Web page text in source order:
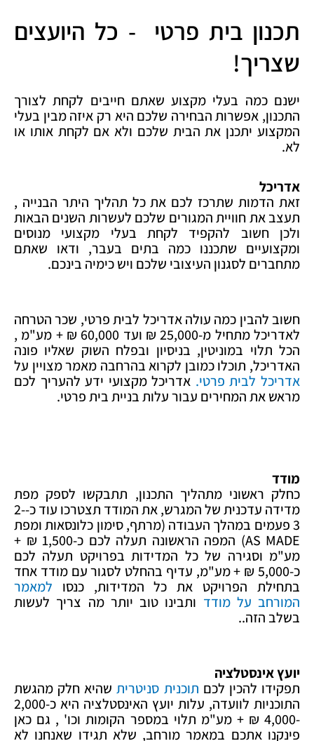
תכנון בית פרטי - כל היועצים
שצריך!
ישנם כמה בעלי מקצוע שאתם חייבים לקחת לצורך
התכנון, אפשרות הבחירה שלכם היא רק איזה מבין בעלי
המקצוע יתכנן את הבית שלכם ולא אם לקחת אותו או
לא.
אדריכל
זאת הדמות שתרכז לכם את כל תהליך היתר הבנייה ,
תעצב את חוויית המגורים שלכם לעשרות השנים הבאות
ולכן חשוב להקפיד לקחת בעלי מקצועי מנוסים
ומקצועיים שתכננו כמה בתים בעבר, ודאו שאתם
מתחברים לסגנון העיצובי שלכם ויש כימיה בינכם.
חשוב להבין כמה עולה אדריכל לבית פרטי, שכר הטרחה
לאדריכל מתחיל מ-25,000 ₪ ועד 60,000 ₪ + מע"מ ,
הכל תלוי במוניטין, בניסיון ובפלח השוק שאליו פונה
האדריכל, תוכלו כמובן לקרוא בהרחבה מאמר מצויין על
אדריכל לבית פרטי. אדריכל מקצועי ידע להעריך לכם
מראש את המחירים עבור עלות בניית בית פרטי.
מודד
כחלק ראשוני מתהליך התכנון, תתבקשו לספק מפת
מדידה עדכנית של המגרש, את המודד תצטרכו עוד כ-2-
3 פעמים במהלך העבודה (מרתף, סימון כלונסאות ומפת
AS MADE) המפה הראשונה תעלה לכם כ-1,500 ₪ +
מע"מ וסגירה של כל המדידות בפרויקט תעלה לכם
כ-5,000 ₪ + מע"מ, עדיף בהחלט לסגור עם מודד אחד
בתחילת הפרויקט את כל המדידות, כנסו למאמר
המורחב על מודד ותבינו טוב יותר מה צריך לעשות
בשלב הזה..
יועץ אינסטלציה
תפקידו להכין לכם תוכנית סניטריתשהיא חלק מהגשת
התוכניות לוועדה, עלות יועץ האינסטלציה היא כ-2,000
-4,000 ₪ + מע"מ תלוי במספר הקומות וכו' , גם כאן
פינקנו אתכם במאמר מורחב, שלא תגידו שאנחנו לא